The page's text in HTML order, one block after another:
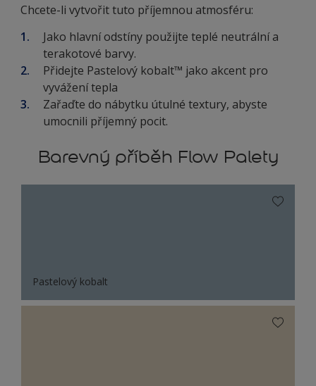
Chcete-li vytvořit tuto příjemnou atmosféru:
Jako hlavní odstíny použijte teplé neutrální a
terakotové barvy.
Přidejte Pastelový kobalt™ jako akcent pro
vyvážení tepla
Zařaďte do nábytku útulné textury, abyste
umocnili příjemný pocit.
Barevný příběh Flow Palety
Pastelový kobalt